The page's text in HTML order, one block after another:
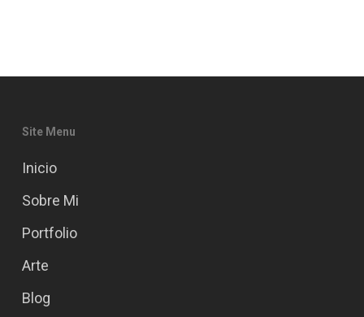
Site Menu
Inicio
Sobre Mi
Portfolio
Arte
Blog